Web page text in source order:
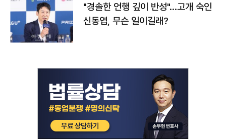
"경솔한 언행 깊이 반성"…고개 숙인
신동엽, 무슨 일이길래?